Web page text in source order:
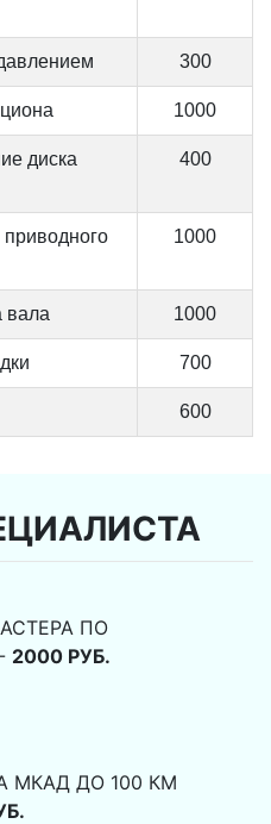
300
1000
диска
400
1000
вала 1000
700
600
ПО
2000 РУБ.
МКАД ДО 100 КМ